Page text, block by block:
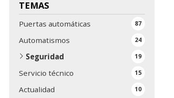
TEMAS
Puertas automáticas 87
Automatismos 24
Seguridad 19
Servicio técnico 15
Actualidad 10